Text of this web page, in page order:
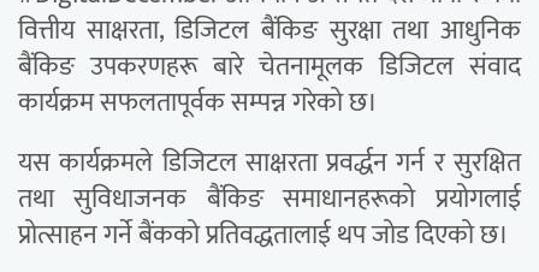
वित्तीय साक्षरता, डिजिटल बैंकिङ सुरक्षा तथा आधुनिक
बैंकिङ उपकरणहरू बारे चेतनामूलक डिजिटल संवाद
कार्यक्रम सफलतापूर्वक सम्पन्न गरेको छ।
यस कार्यक्रमले डिजिटल साक्षरता प्रवर्द्धन गर्न र सुरक्षित
तथा सुविधाजनक बैंकिङ समाधानहरूको प्रयोगलाई
प्रोत्साहन गर्ने बैंकको प्रतिवद्धतालाई थप जोड दिएको छ।